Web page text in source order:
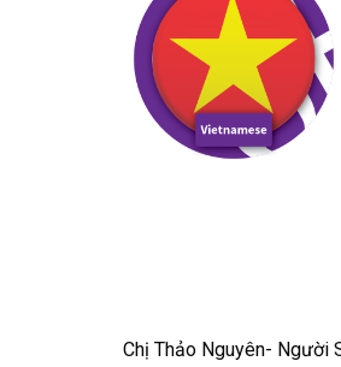
Chị Thảo Nguyên- Người